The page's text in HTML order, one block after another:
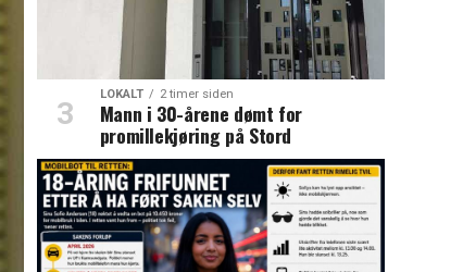
LOKALT 2 timer siden
Mann i 30-årene dømt for
promillekjøring på Stord